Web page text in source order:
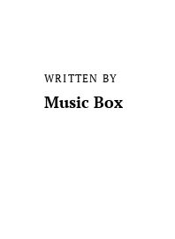
WRITTEN BY
Music Box